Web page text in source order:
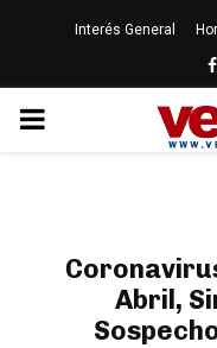
Interés General
PRIMARY
Abril,